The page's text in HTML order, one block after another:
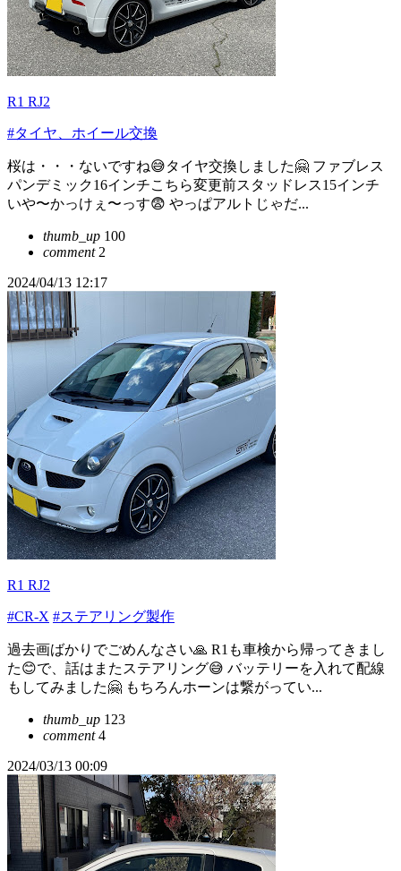
R1 RJ2
#タイヤ、ホイール交換
桜は・・・ないですね😅タイヤ交換しました🤗 ファブレス
パンデミック16インチこちら変更前スタッドレス15インチ
いや〜かっけぇ〜っす😨 やっぱアルトじゃだ...
thumb_up 100
comment2
2024/04/13 12:17
R1 RJ2
#CR-X #ステアリング製作
過去画ばかりでごめんなさい🙏 R1も車検から帰ってきまし
た😊で、話はまたステアリング😅 バッテリーを入れて配線
もしてみました🤗 もちろんホーンは繋がってい...
thumb_up 123
comment4
2024/03/13 00:09